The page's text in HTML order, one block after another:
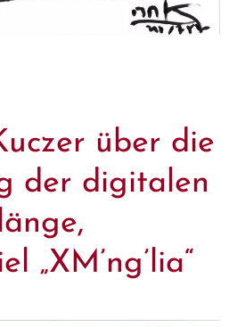
über die
der digitalen
„XM’ng’lia“